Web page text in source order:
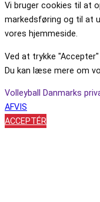
Vi bruger cookies til at
markedsføring og til at
vores hjemmeside.
Ved at trykke
Du kan læse mere om
Volleyball Danmarks
AFVIS
ACCEPTÉR